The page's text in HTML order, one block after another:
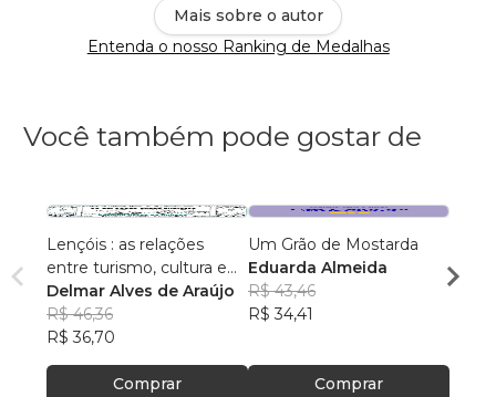
Mais sobre o autor
Entenda o nosso Ranking de Medalhas
Você também pode gostar de
Lençóis : as relações
entre turismo, cultura e
ambiente
Delmar Alves de Araújo
R$ 46,36
R$ 36,70
Comprar
Um Grão de Mostarda
Eduarda Almeida
R$ 43,46
R$ 34,41
Comprar
Aulas